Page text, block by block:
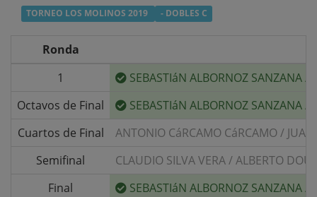
TORNEO LOS MOLINOS 2019 - DOBLES C
Ronda
1
SEBASTIáN ALBORNOZ SANZANA/
Octavos de Final
SEBASTIáN ALBORNOZ SANZANA/
Cuartos de Final
ANTONIO CáRCAMO CáRCAMO /
Semifinal
CLAUDIO SILVA VERA/ALBERTO
Final
SEBASTIáN ALBORNOZ SANZANA/